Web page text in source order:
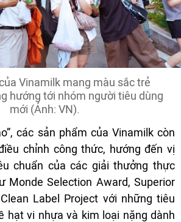
Vinamilk mang màu sắc trẻ
hướng tới nhóm người tiêu dùng
mới (Ảnh: VN).
các sản phẩm của Vinamilk còn
chỉnh công thức, hướng đến vị
chuẩn của các giải thưởng thực
Monde Selection Award, Superior
Label Project với những tiêu
hạt vi nhựa và kim loại nặng dành